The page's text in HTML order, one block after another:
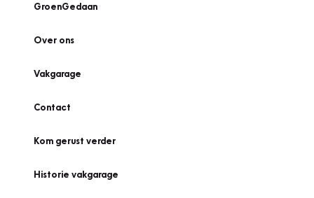
GroenGedaan
Over ons
Vakgarage
Contact
Kom gerust verder
Historie vakgarage